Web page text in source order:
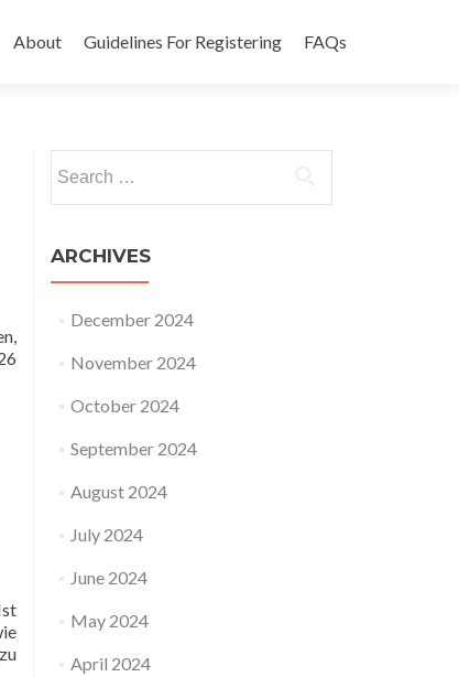
About Guidelines For Registering FAQs
for:
ARCHIVES
December 2024
November 2024
October 2024
September 2024
August 2024
July 2024
June 2024
May 2024
April 2024